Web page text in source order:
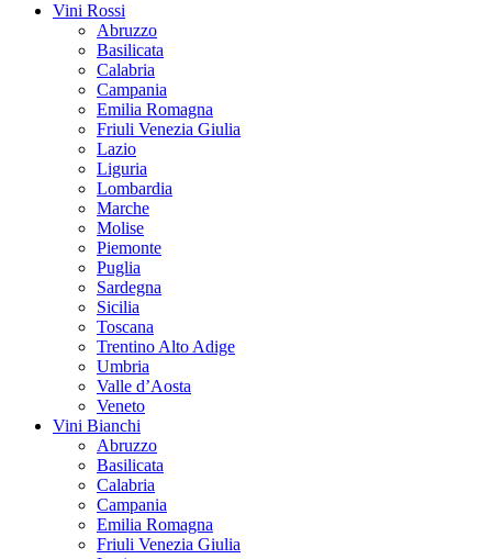
Vini Rossi
Abruzzo
Basilicata
Calabria
Campania
Emilia Romagna
Friuli Venezia Giulia
Lazio
Liguria
Lombardia
Marche
Molise
Piemonte
Puglia
Sardegna
Sicilia
Toscana
Trentino Alto Adige
Umbria
Valle d’Aosta
Veneto
Vini Bianchi
Abruzzo
Basilicata
Calabria
Campania
Emilia Romagna
Friuli Venezia Giulia